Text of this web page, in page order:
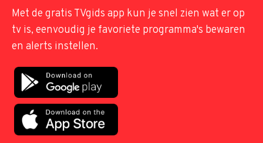
Met de gratis TVgids app kun je snel zien wat er op
tv is, eenvoudig je favoriete programma's bewaren
en alerts instellen.